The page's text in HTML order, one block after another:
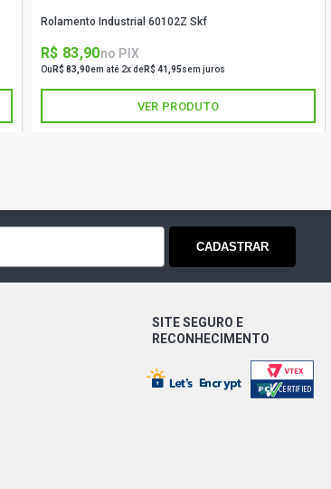
Rolamento Industrial 60102Z Skf
R$ 83,90no PIX
Ou R$ 83,90em até 2x deR$ 41,95sem juros
VER PRODUTO
CADASTRAR
SITE SEGURO E
RECONHECIMENTO